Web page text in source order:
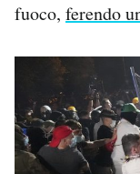
fuoco, ferendo